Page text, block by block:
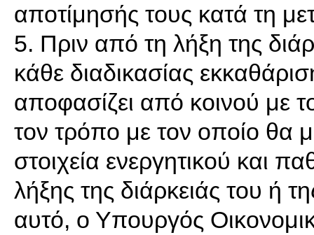
αποτίμησής τους κατά τη
5. Πριν από τη λήξη της
κάθε διαδικασίας
αποφασίζει από κοινού με
τον τρόπο με τον οποίο θα
στοιχεία ενεργητικού και
λήξης της διάρκειάς του ή
αυτό, ο Υπουργός